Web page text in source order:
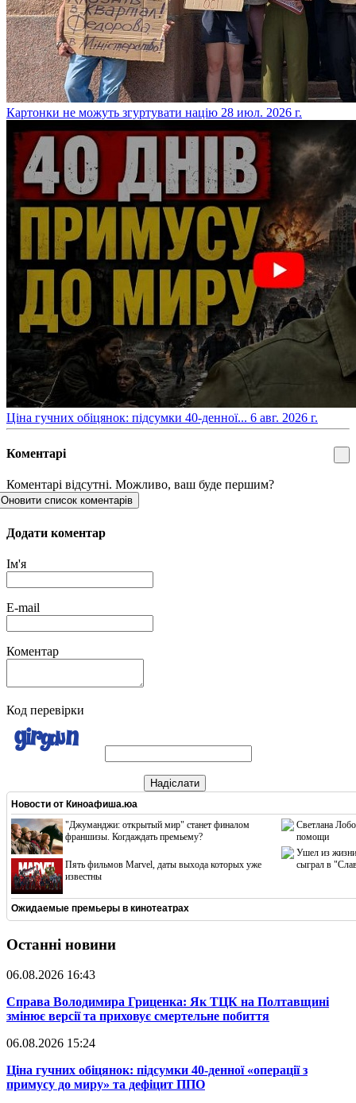
​Картонки не можуть згуртувати націю 28 июл. 2026 г.
​Ціна гучних обіцянок: підсумки 40-денної... 6 авг. 2026 г.
Коментарі
Коментарі відсутні. Можливо, ваш буде першим?
Оновити список коментарів
Додати коментар
Ім'я
E-mail
Коментар
Код перевірки
Надіслати
Новости от Киноафиша.юа
"Джуманджи: открытый мир" станет финалом
франшизы. Когдаждать премьему?
Пять фильмов Marvel, даты выхода которых уже
известны
Светлана
помощи
Ушел из жизни
сыграл в
Ожидаемые премьеры в кинотеатрах
Останні новини
06.08.2026 16:43
​Справа Володимира Гриценка: Як ТЦК на Полтавщині
змінює версії та приховує смертельне побиття
06.08.2026 15:24
​Ціна гучних обіцянок: підсумки 40-денної «операції з
примусу до миру» та дефіцит ППО